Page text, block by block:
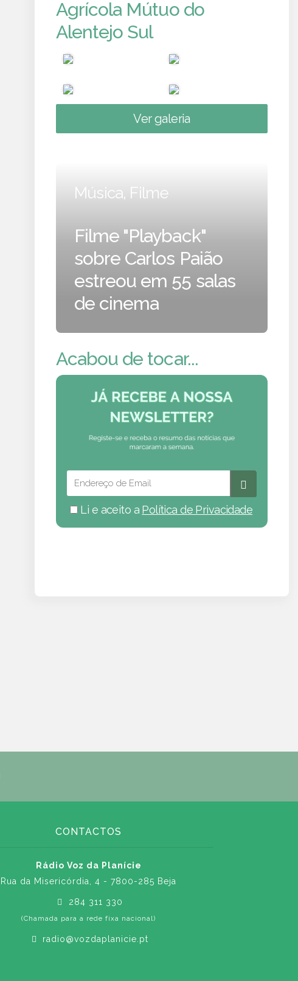
Agrícola Mútuo do
Alentejo Sul
Ver galeria
Música, Filme
Filme "Playback"
sobre Carlos Paião
estreou em 55 salas
de cinema
Acabou de tocar...
Li e aceito a Política de Privacidade
CONTACTOS
Rádio Voz da Planície
Rua da Misericórdia, 4 - 7800-285 Beja
284 311 330
(Chamada para a rede fixa nacional)
radio@vozdaplanicie.pt